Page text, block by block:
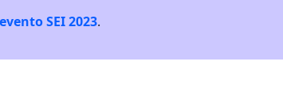
evento SEI 2023.